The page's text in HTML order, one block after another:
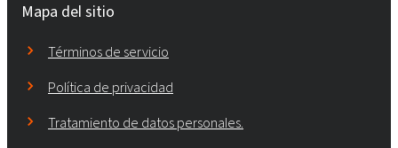
Mapa del sitio
Términos de servicio
Política de privacidad
Tratamiento de datos personales.